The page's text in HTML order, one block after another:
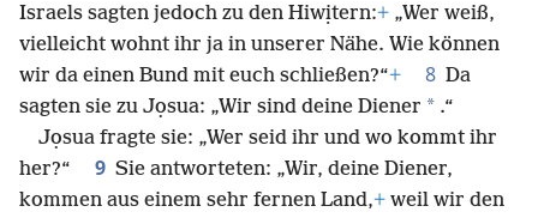
Israels sagten jedoch zu den Hiwịtern:+ „Wer weiß,
vielleicht wohnt ihr ja in unserer Nähe. Wie können
wir da einen Bund mit euch schließen?“+ 8 Da
sagten sie zu Jọsua: „Wir sind deine Diener * .“
Jọsua fragte sie: „Wer seid ihr und wo kommt ihr
her?“
9 Sie antworteten: „Wir, deine Diener,
kommen aus einem sehr fernen Land,+ weil wir den